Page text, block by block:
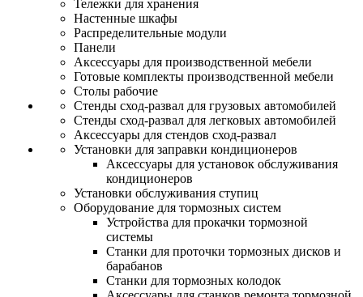
Тележки для хранения
Настенные шкафы
Распределительные модули
Панели
Аксессуары для производственной мебели
Готовые комплекты производственной мебели
Столы рабочие
Стенды сход-развал для грузовых автомобилей
Стенды сход-развал для легковых автомобилей
Аксессуары для стендов сход-развал
Установки для заправки кондиционеров
Аксессуары для установок обслуживания
кондиционеров
Установки обслуживания ступиц
Оборудование для тормозных систем
Устройства для прокачки тормозной
системы
Станки для проточки тормозных дисков и
барабанов
Станки для тормозных колодок